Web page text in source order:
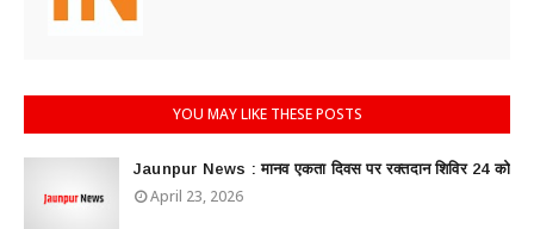
YOU MAY LIKE THESE POSTS
Jaunpur News : ​मानव एकता दिवस पर रक्तदान शिविर 24 को
April 23, 2026